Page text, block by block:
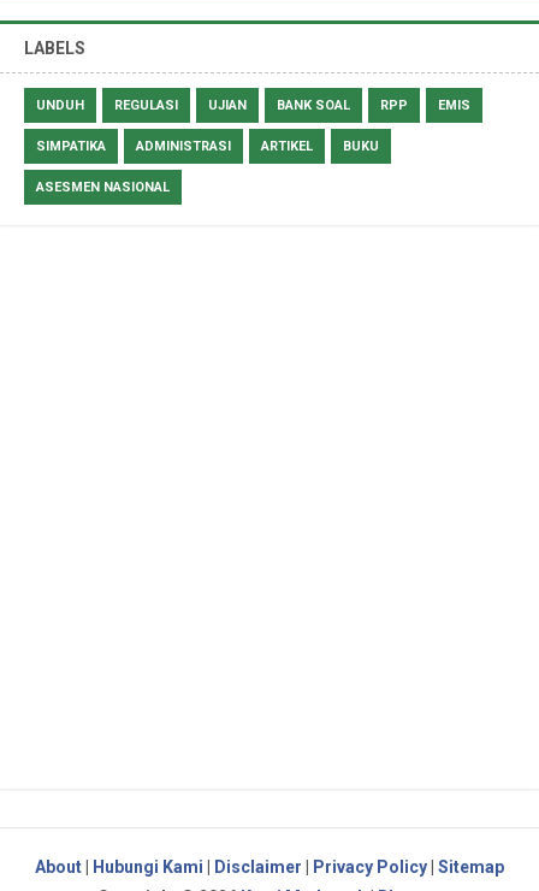
LABELS
UNDUH REGULASI UJIAN BANK SOAL RPP EMIS
SIMPATIKA ADMINISTRASI ARTIKEL BUKU
ASESMEN NASIONAL
About Hubungi Kami Disclaimer Privacy Policy Sitemap